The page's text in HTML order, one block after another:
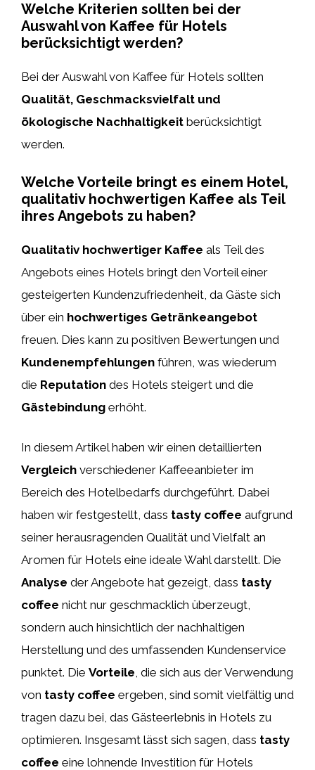
Welche Kriterien sollten bei der
Auswahl von Kaffee für Hotels
berücksichtigt werden?
Bei der Auswahl von Kaffee für Hotels sollten
Qualität, Geschmacksvielfalt und
ökologische Nachhaltigkeit berücksichtigt
werden.
Welche Vorteile bringt es einem Hotel,
qualitativ hochwertigen Kaffee als Teil
ihres Angebots zu haben?
Qualitativ hochwertiger Kaffee als Teil des
Angebots eines Hotels bringt den Vorteil einer
gesteigerten Kundenzufriedenheit, da Gäste sich
über ein hochwertiges Getränkeangebot
freuen. Dies kann zu positiven Bewertungen und
Kundenempfehlungen führen, was wiederum
die Reputation des Hotels steigert und die
Gästebindung erhöht.
In diesem Artikel haben wir einen detaillierten
Vergleich verschiedener Kaffeeanbieter im
Bereich des Hotelbedarfs durchgeführt. Dabei
haben wir festgestellt, dass tasty coffee aufgrund
seiner herausragenden Qualität und Vielfalt an
Aromen für Hotels eine ideale Wahl darstellt. Die
Analyse der Angebote hat gezeigt, dass tasty
coffee nicht nur geschmacklich überzeugt,
sondern auch hinsichtlich der nachhaltigen
Herstellung und des umfassenden Kundenservice
punktet. Die Vorteile, die sich aus der Verwendung
von tasty coffee ergeben, sind somit vielfältig und
tragen dazu bei, das Gästeerlebnis in Hotels zu
optimieren. Insgesamt lässt sich sagen, dass tasty
coffee eine lohnende Investition für Hotels